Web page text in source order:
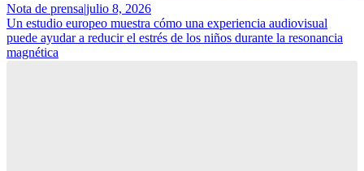
Nota de prensa|julio 8, 2026
Un estudio europeo muestra cómo una experiencia audiovisual
puede ayudar a reducir el estrés de los niños durante la resonancia
magnética